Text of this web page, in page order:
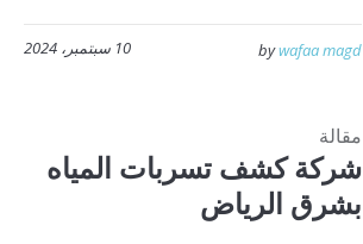
10 سبتمبر، 2024 bywafaa magd
مقالة
شركة كشف تسربات المياه
بشرق الرياض